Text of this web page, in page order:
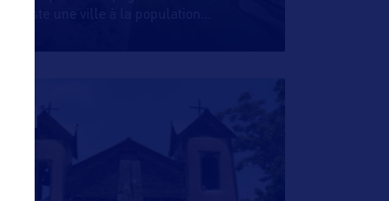
Fe reste une ville à la population